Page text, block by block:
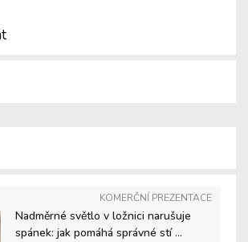
KOMERČNÍ PREZENTACE
Nadměrné světlo v ložnici narušuje
spánek: jak pomáhá správné stí ...